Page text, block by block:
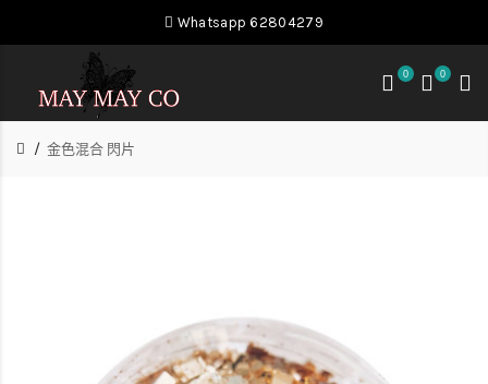
Whatsapp 62804279
0 0
金色混合 閃片